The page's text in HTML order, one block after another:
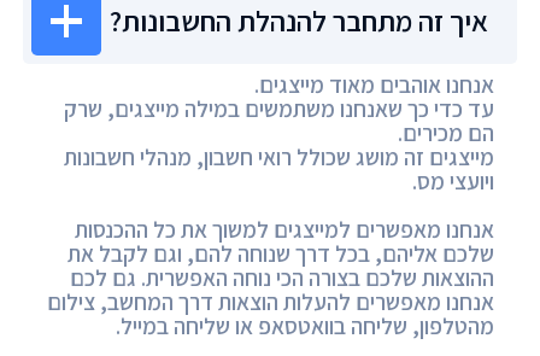
איך זה מתחבר להנהלת החשבונות?
אנחנו אוהבים מאוד מייצגים.
עד כדי כך שאנחנו משתמשים במילה מייצגים, שרק
הם מכירים.
מייצגים זה מושג שכולל רואי חשבון, מנהלי חשבונות
ויועצי מס.
אנחנו מאפשרים למייצגים למשוך את כל ההכנסות
שלכם אליהם, בכל דרך שנוחה להם, וגם לקבל את
ההוצאות שלכם בצורה הכי נוחה האפשרית. גם לכם
אנחנו מאפשרים להעלות הוצאות דרך המחשב, צילום
מהטלפון, שליחה בוואטסאפ או שליחה במייל.